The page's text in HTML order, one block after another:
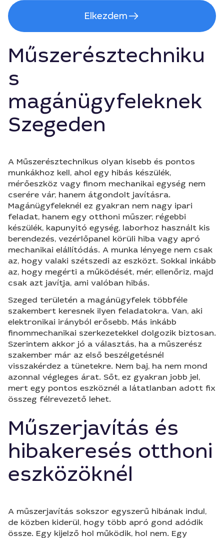
Elkezdem
Műszerésztechniku
s
magánügyfeleknek
Szegeden
A Műszerésztechnikus olyan kisebb és pontos
munkákhoz kell, ahol egy hibás készülék,
mérőeszköz vagy finom mechanikai egység nem
cserére vár, hanem átgondolt javításra.
Magánügyfeleknél ez gyakran nem nagy ipari
feladat, hanem egy otthoni műszer, régebbi
készülék, kapunyitó egység, laborhoz használt kis
berendezés, vezérlőpanel körüli hiba vagy apró
mechanikai elállítódás. A munka lényege nem csak
az, hogy valaki szétszedi az eszközt. Sokkal inkább
az, hogy megérti a működését, mér, ellenőriz, majd
csak azt javítja, ami valóban hibás.
Szeged területén a magánügyfelek többféle
szakembert keresnek ilyen feladatokra. Van, aki
elektronikai irányból erősebb. Más inkább
finommechanikai szerkezetekkel dolgozik biztosan.
Szerintem akkor jó a választás, ha a műszerész
szakember már az első beszélgetésnél
visszakérdez a tünetekre. Nem baj, ha nem mond
azonnal végleges árat. Sőt, ez gyakran jobb jel,
mert egy pontos eszköznél a látatlanban adott fix
összeg félrevezető lehet.
Műszerjavítás és
hibakeresés otthoni
eszközöknél
A műszerjavítás sokszor egyszerű hibának indul,
de közben kiderül, hogy több apró gond adódik
össze. Egy kijelző hol működik, hol nem. Egy